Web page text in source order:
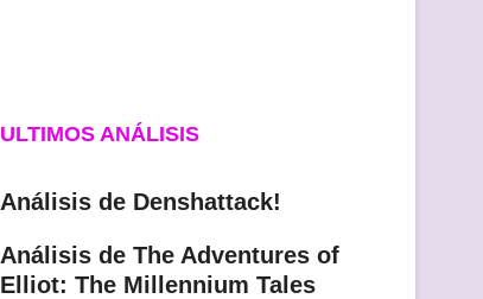
ULTIMOS ANÁLISIS
Análisis de Denshattack!
Análisis de The Adventures of
Elliot: The Millennium Tales